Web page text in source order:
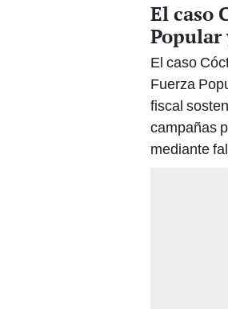
El caso
El caso
Fuerza
fiscal
campañas
mediante